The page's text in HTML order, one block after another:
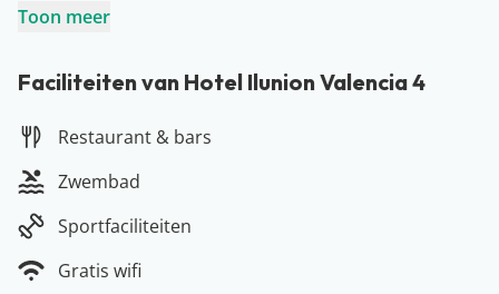
Hoe fijn is dat? Verken het gezellige centrum, wandel
het prachtige Jardín del Turia zó door naar het strand.
je opfrissen en aanschuiven in het restaurant.
Natuurlijk kunnen jullie er ook voor kiezen om een
elke hoek van de straat vinden jullie gezellige
restaurantjes en barretjes. Yes!
Toon meer
Faciliteiten van Hotel Ilunion Valencia 4
Restaurant & bars
Zwembad
Sportfaciliteiten
Gratis wifi